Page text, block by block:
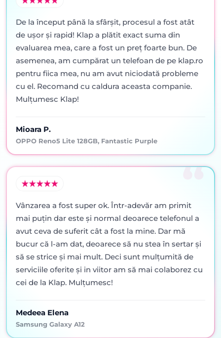
De la început până la sfârșit, procesul a fost atât
de ușor și rapid! Klap a plătit exact suma din
evaluarea mea, care a fost un preț foarte bun. De
asemenea, am cumpărat un telefoan de pe klap.ro
pentru fiica mea, nu am avut niciodată probleme
cu el. Recomand cu caldura aceasta companie.
Mulțumesc Klap!
Mioara P.
OPPO Reno5 Lite 128GB, Fantastic Purple
Vânzarea a fost super ok. Într-adevăr am primit
mai puţin dar este şi normal deoarece telefonul a
avut ceva de suferit cât a fost la mine. Dar mă
bucur că l-am dat, deoarece să nu stea în sertar şi
să se strice şi mai mult. Deci sunt mulţumită de
serviciile oferite şi in viitor am să mai colaborez cu
cei de la Klap. Mulţumesc!
Medeea Elena
Samsung Galaxy A12